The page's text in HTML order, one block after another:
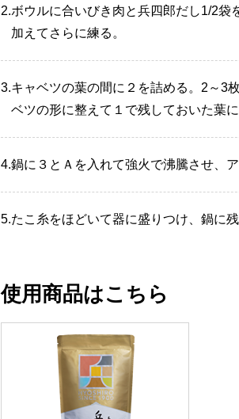
2.ボウルに合いびき肉と兵四郎だし1/2袋
加えてさらに練る。
3.キャベツの葉の間に２を詰める。2～3
ベツの形に整えて１で残しておいた葉
4.鍋に３とＡを入れて強火で沸騰させ、
5.たこ糸をほどいて器に盛りつけ、鍋に
使用商品はこちら